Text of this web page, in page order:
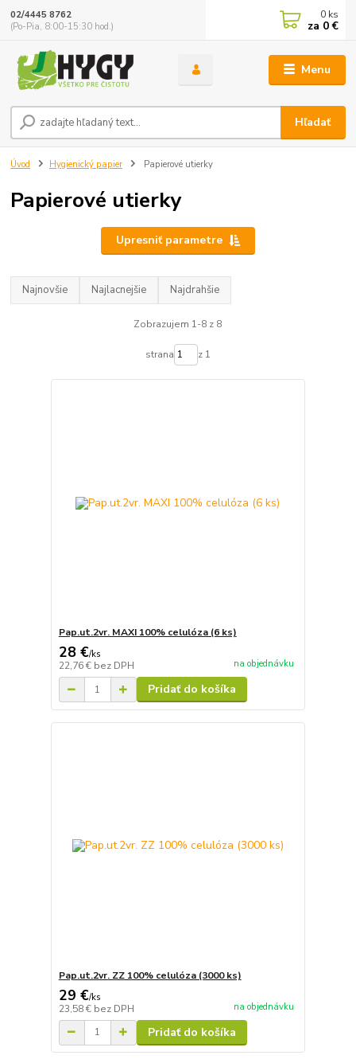
Menu
Hľadať
02/4445 8762
(Po-Pia, 8:00-15:30 hod.)
0 ks
za 0 €
Úvod Hygienický papier Papierové utierky
Papierové utierky
Upresniť parametre
Najnovšie Najlacnejšie Najdrahšie
Zobrazujem 1-8 z 8
strana z 1
Pap.ut.2vr. MAXI 100% celulóza (6 ks)
28 €/ks
22,76 € bez DPH na objednávku
Pridať do košíka
Pap.ut.2vr. ZZ 100% celulóza (3000 ks)
29 €/ks
23,58 € bez DPH na objednávku
Pridať do košíka